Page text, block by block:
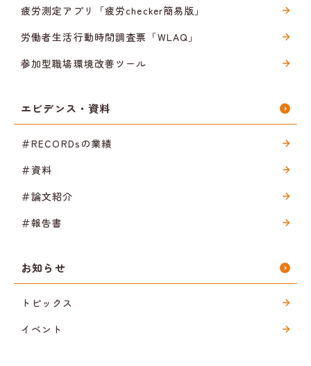
疲労測定アプリ「疲労checker簡易版」
労働者生活行動時間調査票「WLAQ」
参加型職場環境改善ツール
エビデンス・資料
＃RECORDsの業績
＃資料
＃論文紹介
＃報告書
お知らせ
トピックス
イベント